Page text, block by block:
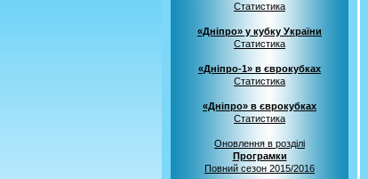
Статистика
«Дніпро» у кубку України
Статистика
«Дніпро-1» в єврокубках
Статистика
«Дніпро» в єврокубках
Статистика
Оновлення в розділі
Програмки
Повний сезон 2015/2016